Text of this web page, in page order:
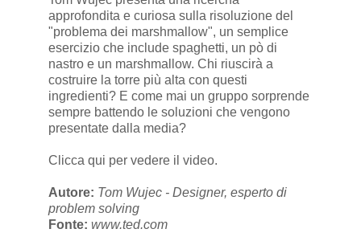
approfondita e curiosa sulla risoluzione del
"problema dei marshmallow", un semplice
esercizio che include spaghetti, un pò di
nastro e un marshmallow. Chi riuscirà a
costruire la torre più alta con questi
ingredienti? E come mai un gruppo sorprende
sempre battendo le soluzioni che vengono
presentate dalla media?
Clicca qui per vedere il video.
Autore: Tom Wujec - Designer, esperto di
problem solving
Fonte: www.ted.com